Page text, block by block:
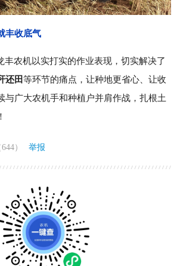
丰收底气
丰农机以实打实的作业表现，切实解决了
还田等环节的痛点，让种地更省心、让收
与广大农机手和种植户并肩作战，扎根土
） 举报